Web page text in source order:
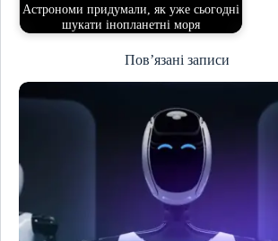
Астрономи придумали, як уже сьогодні
шукати інопланетні моря
Пов’язані записи